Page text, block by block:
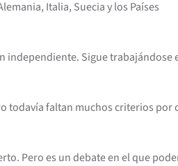
Italia, Suecia y los Países
independiente. Sigue trabajándose
todavía faltan muchos criterios por
Pero es un debate en el que